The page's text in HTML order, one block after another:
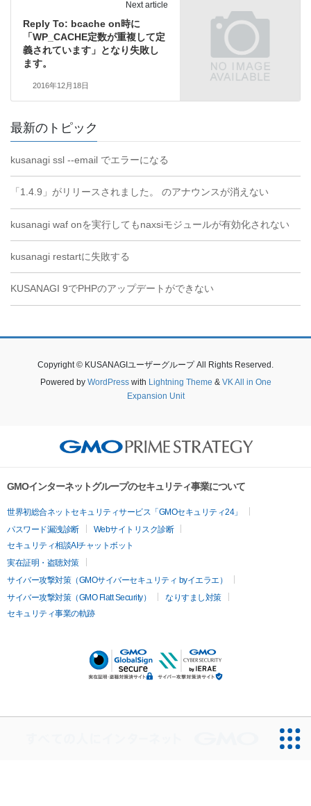
Next article
Reply To: bcache on時に
「WP_CACHE定数が重複して定
義されています」となり失敗し
ます。
2016年12月18日
最新のトピック
kusanagi ssl --email でエラーになる
「1.4.9」がリリースされました。 のアナウンスが消えない
kusanagi waf onを実行してもnaxsiモジュールが有効化されない
kusanagi restartに失敗する
KUSANAGI 9でPHPのアップデートができない
Copyright © KUSANAGIユーザーグループ All Rights Reserved.
Powered by WordPresswith Lightning Theme & VK All in One
Expansion Unit
GMOインターネットグループのセキュリティ事業について
世界初総合ネットセキュリティサービス「GMOセキュリティ24」
パスワード漏洩診断
Webサイトリスク診断
セキュリティ相談AIチャットボット
実在証明・盗聴対策
サイバー攻撃対策（GMOサイバーセキュリティ byイエラエ）
サイバー攻撃対策（GMO Flatt Security）
なりすまし対策
セキュリティ事業の軌跡